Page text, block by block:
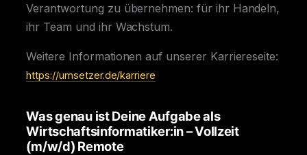
Verantwortung zu übernehmen: für ihr Handeln,
ihr Team und ihr Wachstum.
Weitere Informationen auf unserer Karriereseite:
https://umsetzer.de/karriere
Was genau ist Deine Aufgabe als
Wirtschaftsinformatiker:in – Vollzeit
(m/w/d) Remote